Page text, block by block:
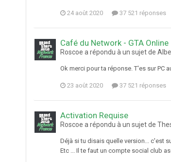
24 août 2020 37 521 réponses
Café du Network - GTA Online
Roscoe a répondu à un sujet de
Ok merci pour ta réponse. T'es sur PC
23 août 2020 37 521 réponses
Activation Requise
Roscoe a répondu à un sujet de
Déjà si tu disais quelle version... c'est
Etc ... Il te faut un compte social club